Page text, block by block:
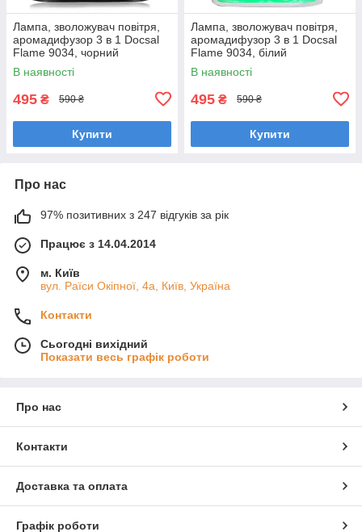
Лампа, зволожувач повітря,
аромадифузор 3 в 1 Docsal
Flame 9034, чорний
В наявності
495 ₴ 590 ₴
Купити
Лампа, зволожувач повітря,
аромадифузор 3 в 1 Docsal
Flame 9034, білий
В наявності
495 ₴ 590 ₴
Купити
Про нас
97% позитивних з 247 відгуків за рік
Працює з 14.04.2014
м. Київ
вул. Раїси Окіпної, 4а, Київ, Україна
Контакти
Сьогодні вихідний
Показати весь графік роботи
Про нас
Контакти
Доставка та оплата
Графік роботи